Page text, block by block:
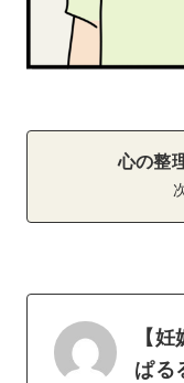
心の整
【
ぱる